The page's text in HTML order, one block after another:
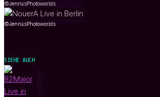
©JennasPhotoworlds
©JennasPhotoworlds
SIEHE AUCH